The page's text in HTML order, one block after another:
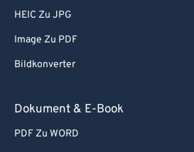
HEIC Zu JPG
Image Zu PDF
Bildkonverter
Dokument & E-Book
PDF Zu WORD